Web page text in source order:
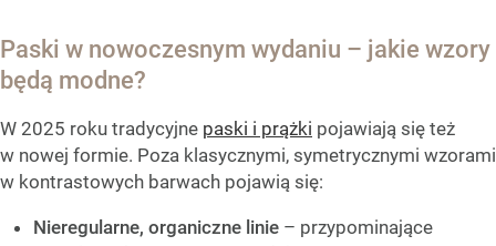
Paski w nowoczesnym wydaniu – jakie wzory
będą modne?
W 2025 roku tradycyjne paski i prążki pojawiają się też
w nowej formie. Poza klasycznymi, symetrycznymi wzorami
w kontrastowych barwach pojawią się:
Nieregularne, organiczne linie – przypominające